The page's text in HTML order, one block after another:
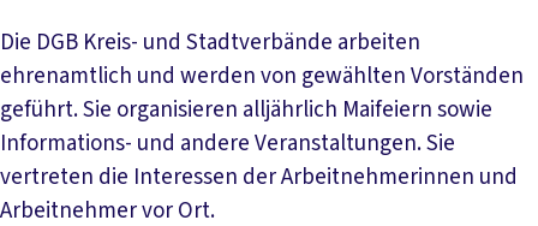
Die DGB Kreis- und Stadtverbände arbeiten
ehrenamtlich und werden von gewählten Vorständen
geführt. Sie organisieren alljährlich Maifeiern sowie
Informations- und andere Veranstaltungen. Sie
vertreten die Interessen der Arbeitnehmerinnen und
Arbeitnehmer vor Ort.